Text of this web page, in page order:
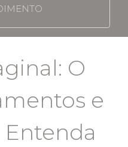
CIRÚRGICOS
O
e